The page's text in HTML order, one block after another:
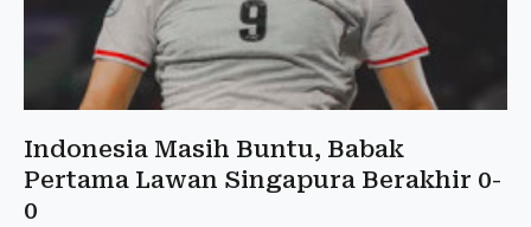
Indonesia Masih Buntu, Babak
Pertama Lawan Singapura Berakhir 0-
0